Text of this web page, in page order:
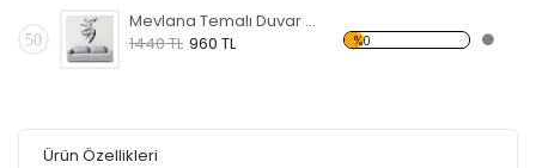
50
Mevlana Temalı Duvar Sticker
1440 TL 960 TL %0
Ürün Özellikleri